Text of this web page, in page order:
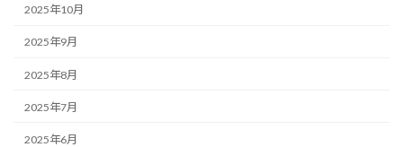
2025年10月
2025年9月
2025年8月
2025年7月
2025年6月